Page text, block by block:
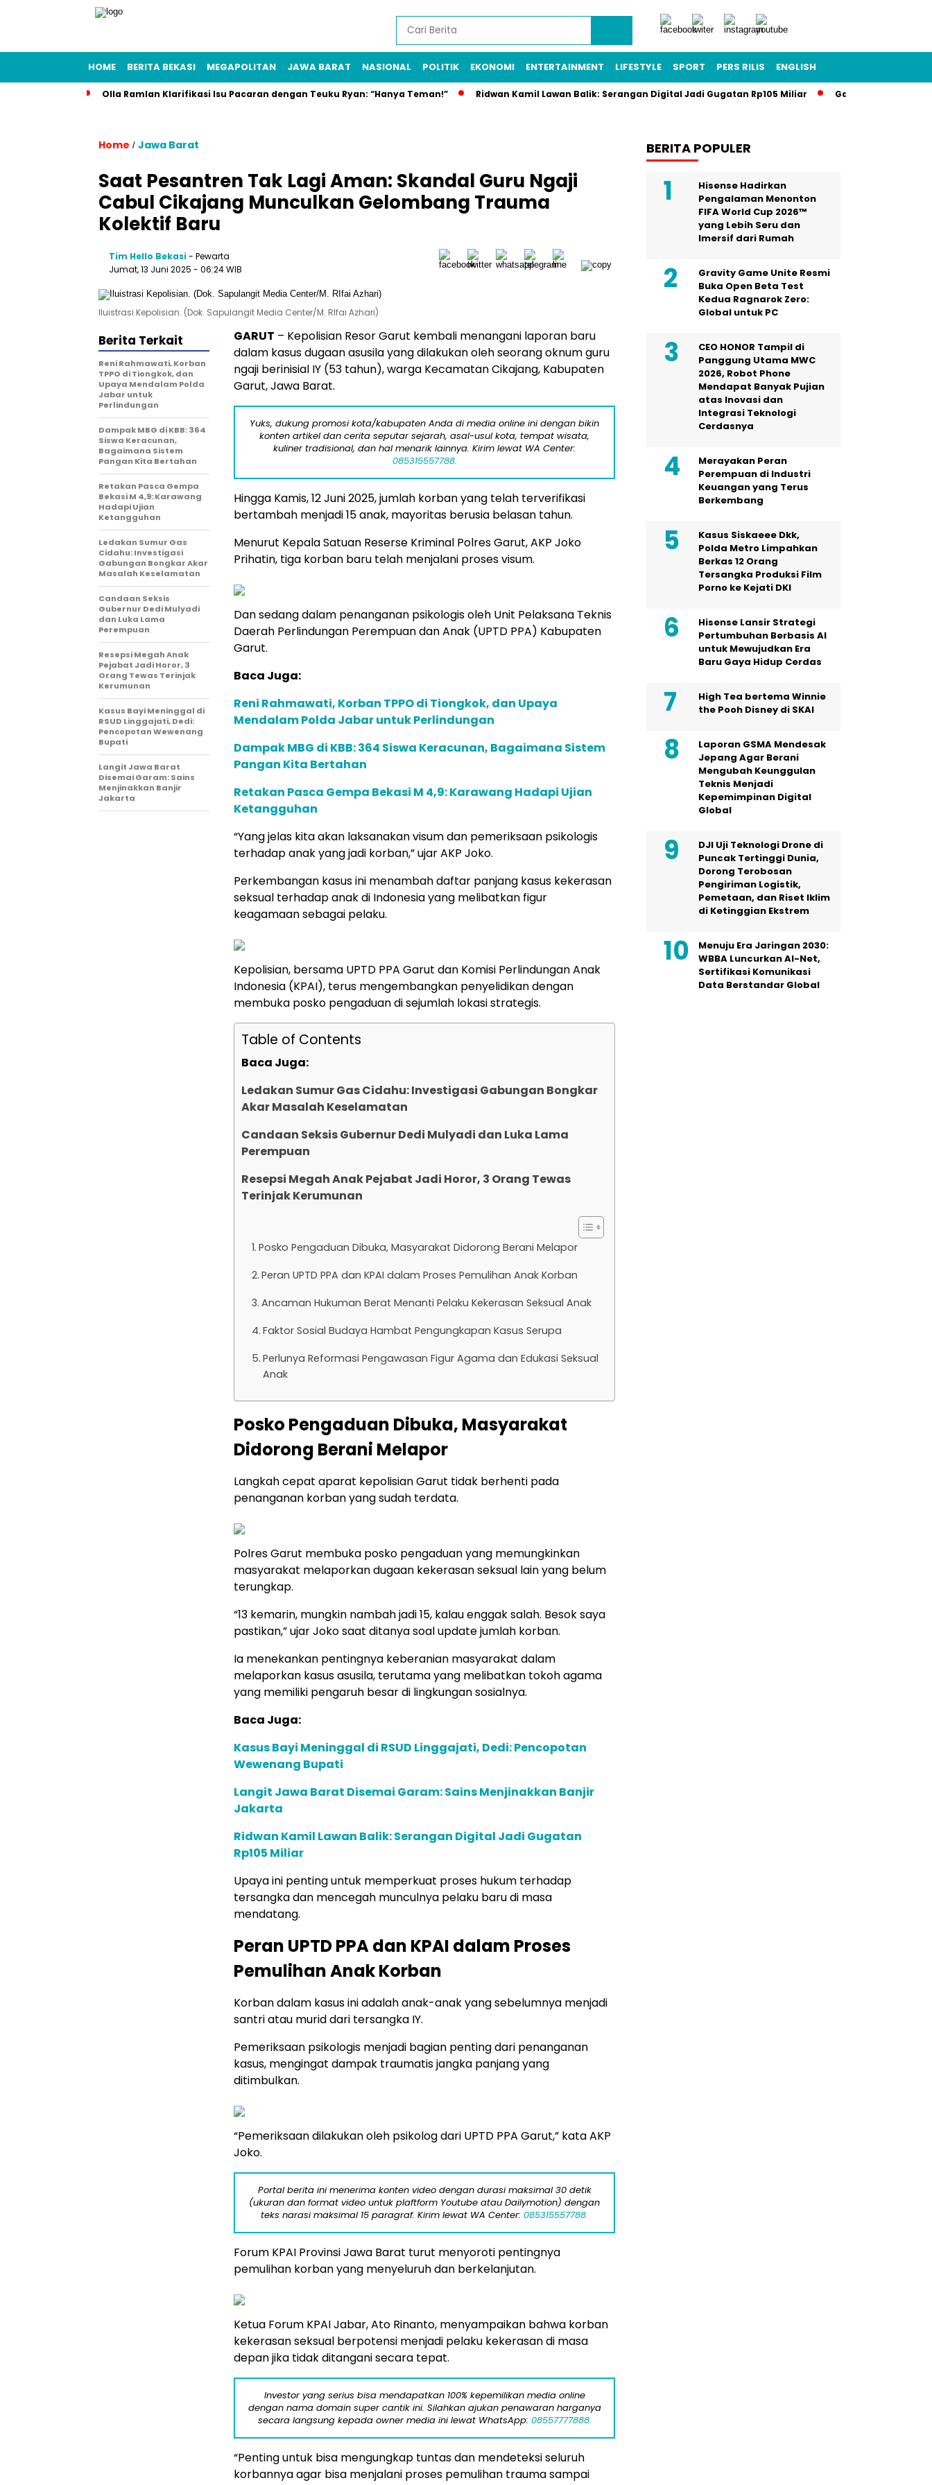
HOME BERITA BEKASI MEGAPOLITAN JAWA BARAT NASIONAL POLITIK EKONOMI ENTERTAINMENT LIFESTYLE SPORT PERS RILIS ENGLISH
Olla Ramlan Klarifikasi Isu Pacaran dengan Teuku Ryan: “Hanya Teman!” Ridwan Kamil Lawan Balik: Serangan Digital Jadi Gugatan Rp105 Miliar Gawat Darurat
Home / Jawa Barat
Saat Pesantren Tak Lagi Aman: Skandal Guru Ngaji
Cabul Cikajang Munculkan Gelombang Trauma
Kolektif Baru
Tim Hello Bekasi- Pewarta
Jumat, 13 Juni 2025 - 06:24 WIB
Iluistrasi Kepolisian. (Dok. Sapulangit Media Center/M. RIfai Azhari)
GARUT – Kepolisian Resor Garut kembali menangani laporan baru
dalam kasus dugaan asusila yang dilakukan oleh seorang oknum guru
ngaji berinisial IY (53 tahun), warga Kecamatan Cikajang, Kabupaten
Garut, Jawa Barat.
Yuks, dukung promosi kota/kabupaten Anda di media online ini dengan bikin
konten artikel dan cerita seputar sejarah, asal-usul kota, tempat wisata,
kuliner tradisional, dan hal menarik lainnya. Kirim lewat WA Center:
085315557788.
Hingga Kamis, 12 Juni 2025, jumlah korban yang telah terverifikasi
bertambah menjadi 15 anak, mayoritas berusia belasan tahun.
Menurut Kepala Satuan Reserse Kriminal Polres Garut, AKP Joko
Prihatin, tiga korban baru telah menjalani proses visum.
Dan sedang dalam penanganan psikologis oleh Unit Pelaksana Teknis
Daerah Perlindungan Perempuan dan Anak (UPTD PPA) Kabupaten
Garut.
Baca Juga:
Reni Rahmawati, Korban TPPO di Tiongkok, dan Upaya
Mendalam Polda Jabar untuk Perlindungan
Dampak MBG di KBB: 364 Siswa Keracunan, Bagaimana Sistem
Pangan Kita Bertahan
Retakan Pasca Gempa Bekasi M 4,9: Karawang Hadapi Ujian
Ketangguhan
“Yang jelas kita akan laksanakan visum dan pemeriksaan psikologis
terhadap anak yang jadi korban,” ujar AKP Joko.
Perkembangan kasus ini menambah daftar panjang kasus kekerasan
seksual terhadap anak di Indonesia yang melibatkan figur
keagamaan sebagai pelaku.
Kepolisian, bersama UPTD PPA Garut dan Komisi Perlindungan Anak
Indonesia (KPAI), terus mengembangkan penyelidikan dengan
membuka posko pengaduan di sejumlah lokasi strategis.
Table of Contents
Baca Juga:
Ledakan Sumur Gas Cidahu: Investigasi Gabungan Bongkar
Akar Masalah Keselamatan
Candaan Seksis Gubernur Dedi Mulyadi dan Luka Lama
Perempuan
Resepsi Megah Anak Pejabat Jadi Horor, 3 Orang Tewas
Terinjak Kerumunan
Posko Pengaduan Dibuka, Masyarakat Didorong Berani Melapor
Peran UPTD PPA dan KPAI dalam Proses Pemulihan Anak Korban
Ancaman Hukuman Berat Menanti Pelaku Kekerasan Seksual Anak
Faktor Sosial Budaya Hambat Pengungkapan Kasus Serupa
Perlunya Reformasi Pengawasan Figur Agama dan Edukasi Seksual
Anak
Posko Pengaduan Dibuka, Masyarakat
Didorong Berani Melapor
Langkah cepat aparat kepolisian Garut tidak berhenti pada
penanganan korban yang sudah terdata.
Polres Garut membuka posko pengaduan yang memungkinkan
masyarakat melaporkan dugaan kekerasan seksual lain yang belum
terungkap.
“13 kemarin, mungkin nambah jadi 15, kalau enggak salah. Besok saya
pastikan,” ujar Joko saat ditanya soal update jumlah korban.
Ia menekankan pentingnya keberanian masyarakat dalam
melaporkan kasus asusila, terutama yang melibatkan tokoh agama
yang memiliki pengaruh besar di lingkungan sosialnya.
Baca Juga:
Kasus Bayi Meninggal di RSUD Linggajati, Dedi: Pencopotan
Wewenang Bupati
Langit Jawa Barat Disemai Garam: Sains Menjinakkan Banjir
Jakarta
Ridwan Kamil Lawan Balik: Serangan Digital Jadi Gugatan
Rp105 Miliar
Upaya ini penting untuk memperkuat proses hukum terhadap
tersangka dan mencegah munculnya pelaku baru di masa
mendatang.
Peran UPTD PPA dan KPAI dalam Proses
Pemulihan Anak Korban
Korban dalam kasus ini adalah anak-anak yang sebelumnya menjadi
santri atau murid dari tersangka IY.
Pemeriksaan psikologis menjadi bagian penting dari penanganan
kasus, mengingat dampak traumatis jangka panjang yang
ditimbulkan.
“Pemeriksaan dilakukan oleh psikolog dari UPTD PPA Garut,” kata AKP
Joko.
Portal berita ini menerima konten video dengan durasi maksimal 30 detik
(ukuran dan format video untuk plaftform Youtube atau Dailymotion) dengan
teks narasi maksimal 15 paragraf. Kirim lewat WA Center: 085315557788.
Forum KPAI Provinsi Jawa Barat turut menyoroti pentingnya
pemulihan korban yang menyeluruh dan berkelanjutan.
Ketua Forum KPAI Jabar, Ato Rinanto, menyampaikan bahwa korban
kekerasan seksual berpotensi menjadi pelaku kekerasan di masa
depan jika tidak ditangani secara tepat.
Investor yang serius bisa mendapatkan 100% kepemilikan media online
dengan nama domain super cantik ini. Silahkan ajukan penawaran harganya
secara langsung kepada owner media ini lewat WhatsApp: 08557777888.
“Penting untuk bisa mengungkap tuntas dan mendeteksi seluruh
korbannya agar bisa menjalani proses pemulihan trauma sampai
Berita Terkait
Reni Rahmawati, Korban
TPPO di Tiongkok, dan
Upaya Mendalam Polda
Jabar untuk
Perlindungan
Dampak MBG di KBB: 364
Siswa Keracunan,
Bagaimana Sistem
Pangan Kita Bertahan
Retakan Pasca Gempa
Bekasi M 4,9: Karawang
Hadapi Ujian
Ketangguhan
Ledakan Sumur Gas
Cidahu: Investigasi
Gabungan Bongkar Akar
Masalah Keselamatan
Candaan Seksis
Gubernur Dedi Mulyadi
dan Luka Lama
Perempuan
Resepsi Megah Anak
Pejabat Jadi Horor, 3
Orang Tewas Terinjak
Kerumunan
Kasus Bayi Meninggal di
RSUD Linggajati, Dedi:
Pencopotan Wewenang
Bupati
Langit Jawa Barat
Disemai Garam: Sains
Menjinakkan Banjir
Jakarta
BERITA POPULER
Hisense Hadirkan
Pengalaman Menonton
FIFA World Cup 2026™
yang Lebih Seru dan
Imersif dari Rumah
Gravity Game Unite Resmi
Buka Open Beta Test
Kedua Ragnarok Zero:
Global untuk PC
CEO HONOR Tampil di
Panggung Utama MWC
2026, Robot Phone
Mendapat Banyak Pujian
atas Inovasi dan
Integrasi Teknologi
Cerdasnya
Merayakan Peran
Perempuan di Industri
Keuangan yang Terus
Berkembang
Kasus Siskaeee Dkk,
Polda Metro Limpahkan
Berkas 12 Orang
Tersangka Produksi Film
Porno ke Kejati DKI
Hisense Lansir Strategi
Pertumbuhan Berbasis AI
untuk Mewujudkan Era
Baru Gaya Hidup Cerdas
High Tea bertema Winnie
the Pooh Disney di SKAI
Laporan GSMA Mendesak
Jepang Agar Berani
Mengubah Keunggulan
Teknis Menjadi
Kepemimpinan Digital
Global
DJI Uji Teknologi Drone di
Puncak Tertinggi Dunia,
Dorong Terobosan
Pengiriman Logistik,
Pemetaan, dan Riset Iklim
di Ketinggian Ekstrem
Menuju Era Jaringan 2030:
WBBA Luncurkan AI-Net,
Sertifikasi Komunikasi
Data Berstandar Global